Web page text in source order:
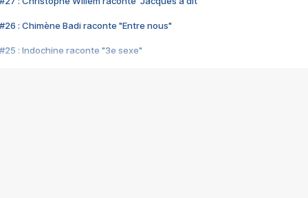
#26 : Chimène Badi raconte "Entre nous"
#25 : Indochine raconte "3e sexe"